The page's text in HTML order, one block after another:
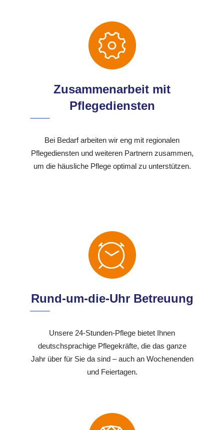
Zusammenarbeit mit
Pflegediensten
Bei Bedarf arbeiten wir eng mit regionalen
Pflegediensten und weiteren Partnern zusammen,
um die häusliche Pflege optimal zu unterstützen.
Rund-um-die-Uhr Betreuung
Unsere 24-Stunden-Pflege bietet Ihnen
deutschsprachige Pflegekräfte, die das ganze
Jahr über für Sie da sind – auch an Wochenenden
und Feiertagen.